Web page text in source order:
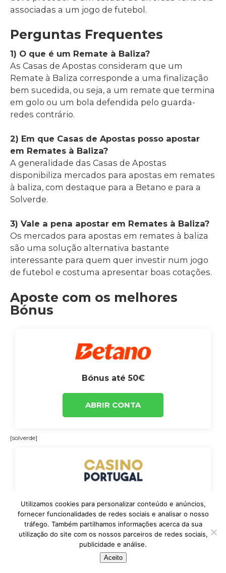
associadas a um jogo de futebol.
Perguntas Frequentes
1) O que é um Remate à Baliza?
As Casas de Apostas consideram que um
Remate à Baliza corresponde a uma finalização
bem sucedida, ou seja, a um remate que termina
em golo ou um bola defendida pelo guarda-
redes contrário.
2) Em que Casas de Apostas posso apostar
em Remates à Baliza?
A generalidade das Casas de Apostas
disponibiliza mercados para apostas em remates
à baliza, com destaque para a Betano e para a
Solverde.
3) Vale a pena apostar em Remates à Baliza?
Os mercados para apostas em remates à baliza
são uma solução alternativa bastante
interessante para quem quer investir num jogo
de futebol e costuma apresentar boas cotações.
Aposte com os melhores
Bónus
Bónus até 50€
ABRIR CONTA
[solverde]
ABRIR CONTA
Utilizamos cookies para personalizar conteúdo e anúncios,
fornecer funcionalidades de redes sociais e analisar o nosso
tráfego. Também partilhamos informações acerca da sua
utilização do site com os nossos parceiros de redes sociais,
publicidade e análise.
Aceito